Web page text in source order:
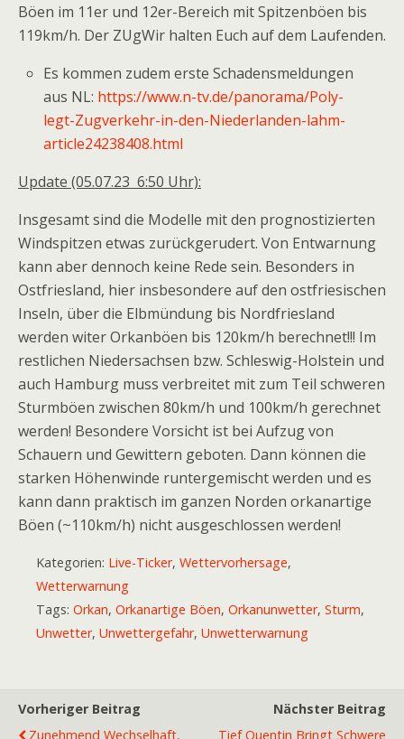
Böen im 11er und 12er-Bereich mit Spitzenböen bis
119km/h. Der ZUgWir halten Euch auf dem Laufenden.
Es kommen zudem erste Schadensmeldungen
aus NL: https://www.n-tv.de/panorama/Poly-
legt-Zugverkehr-in-den-Niederlanden-lahm-
article24238408.html
Update (05.07.23 6:50 Uhr):
Insgesamt sind die Modelle mit den prognostizierten
Windspitzen etwas zurückgerudert. Von Entwarnung
kann aber dennoch keine Rede sein. Besonders in
Ostfriesland, hier insbesondere auf den ostfriesischen
Inseln, über die Elbmündung bis Nordfriesland
werden witer Orkanböen bis 120km/h berechnet!!! Im
restlichen Niedersachsen bzw. Schleswig-Holstein und
auch Hamburg muss verbreitet mit zum Teil schweren
Sturmböen zwischen 80km/h und 100km/h gerechnet
werden! Besondere Vorsicht ist bei Aufzug von
Schauern und Gewittern geboten. Dann können die
starken Höhenwinde runtergemischt werden und es
kann dann praktisch im ganzen Norden orkanartige
Böen (~110km/h) nicht ausgeschlossen werden!
Kategorien: Live-Ticker, Wettervorhersage,
Wetterwarnung
Tags: Orkan, Orkanartige Böen, Orkanunwetter, Sturm,
Unwetter, Unwettergefahr, Unwetterwarnung
Vorheriger Beitrag
Zunehmend Wechselhaft,
Nächster Beitrag
Tief Quentin Bringt Schwere